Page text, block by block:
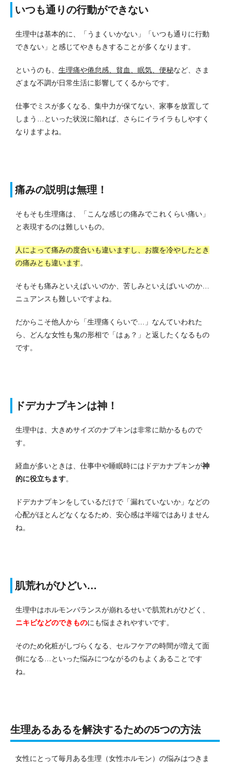
いつも通りの行動ができない
生理中は基本的に、「うまくいかない」「いつも通りに行動
できない」と感じてやきもきすることが多くなります。
というのも、 生理痛や倦怠感、貧血、眠気、便秘など、さま
ざまな不調が日常生活に影響してくるからです。
仕事でミスが多くなる、集中力が保てない、家事を放置して
しまう…といった状況に陥れば、さらにイライラもしやすく
なりますよね。
痛みの説明は無理！
そもそも生理痛は、「こんな感じの痛みでこれくらい痛い」
と表現するのは難しいもの。
人によって痛みの度合いも違いますし、お腹を冷やしたとき
の痛みとも違います。
そもそも痛みといえばいいのか、苦しみといえばいいのか…
ニュアンスも難しいですよね。
だからこそ他人から「生理痛くらいで…」なんていわれた
ら、どんな女性も鬼の形相で「はぁ？」と返したくなるもの
です。
ドデカナプキンは神！
生理中は、大きめサイズのナプキンは非常に助かるもので
す。
経血が多いときは、仕事中や睡眠時にはドデカナプキンが神
的に役立ちます。
ドデカナプキンをしているだけで「漏れていないか」などの
心配がほとんどなくなるため、安心感は半端ではありません
ね。
肌荒れがひどい…
生理中はホルモンバランスが崩れるせいで肌荒れがひどく、
ニキビなどのできものにも悩まされやすいです。
そのため化粧がしづらくなる、セルフケアの時間が増えて面
倒になる…といった悩みにつながるのもよくあることです
ね。
生理あるあるを解決するための5つの方法
女性にとって毎月ある生理（女性ホルモン）の悩みはつきま